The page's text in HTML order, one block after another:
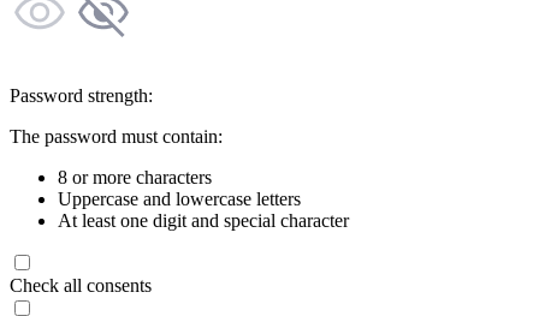
Password strength:
The password must contain:
8 or more characters
Uppercase and lowercase letters
At least one digit and special character
Check all consents